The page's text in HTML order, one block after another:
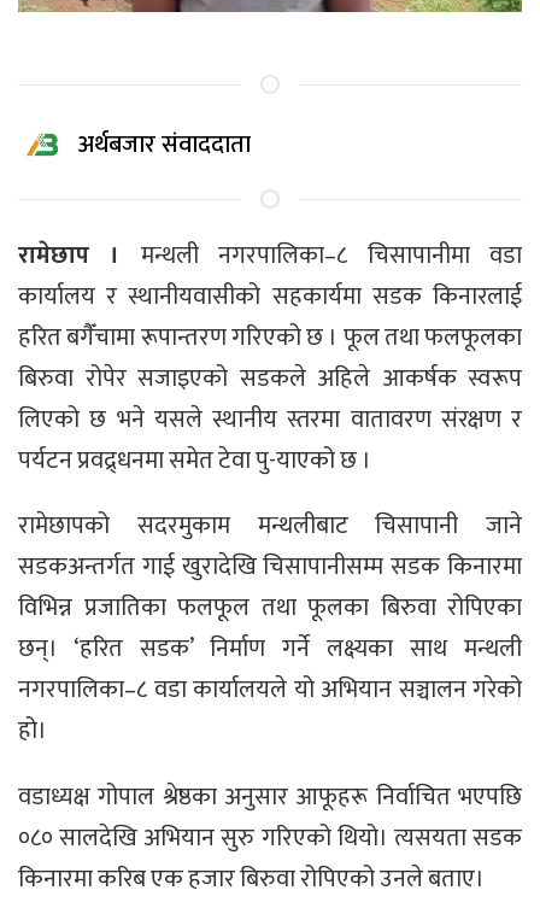
अर्थबजार संवाददाता
रामेछाप । मन्थली नगरपालिका–८ चिसापानीमा वडा
कार्यालय र स्थानीयवासीको सहकार्यमा सडक किनारलाई
हरित बगैँचामा रूपान्तरण गरिएको छ । फूल तथा फलफूलका
बिरुवा रोपेर सजाइएको सडकले अहिले आकर्षक स्वरूप
लिएको छ भने यसले स्थानीय स्तरमा वातावरण संरक्षण र
पर्यटन प्रवद्र्धनमा समेत टेवा पु-याएको छ ।
रामेछापको सदरमुकाम मन्थलीबाट चिसापानी जाने
सडकअन्तर्गत गाई खुरादेखि चिसापानीसम्म सडक किनारमा
विभिन्न प्रजातिका फलफूल तथा फूलका बिरुवा रोपिएका
छन्। ‘हरित सडक’ निर्माण गर्ने लक्ष्यका साथ मन्थली
नगरपालिका–८ वडा कार्यालयले यो अभियान सञ्चालन गरेको
हो।
वडाध्यक्ष गोपाल श्रेष्ठका अनुसार आफूहरू निर्वाचित भएपछि
०८० सालदेखि अभियान सुरु गरिएको थियो। त्यसयता सडक
किनारमा करिब एक हजार बिरुवा रोपिएको उनले बताए।